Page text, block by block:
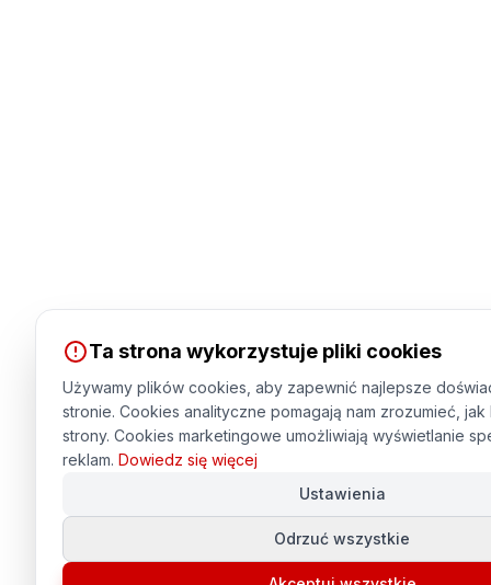
Ta strona wykorzystuje pliki cookies
Używamy plików cookies, aby zapewnić najlepsze
stronie. Cookies analityczne pomagają nam zrozumieć,
strony. Cookies marketingowe umożliwiają wyświetlanie
reklam. Dowiedz się więcej
Ustawienia
Odrzuć wszystkie